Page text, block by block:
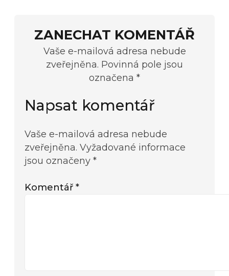
ZANECHAT KOMENTÁŘ
Vaše e-mailová adresa nebude
zveřejněna. Povinná pole jsou
označena *
Napsat komentář
Vaše e-mailová adresa nebude
zveřejněna. Vyžadované informace
jsou označeny *
Komentář *